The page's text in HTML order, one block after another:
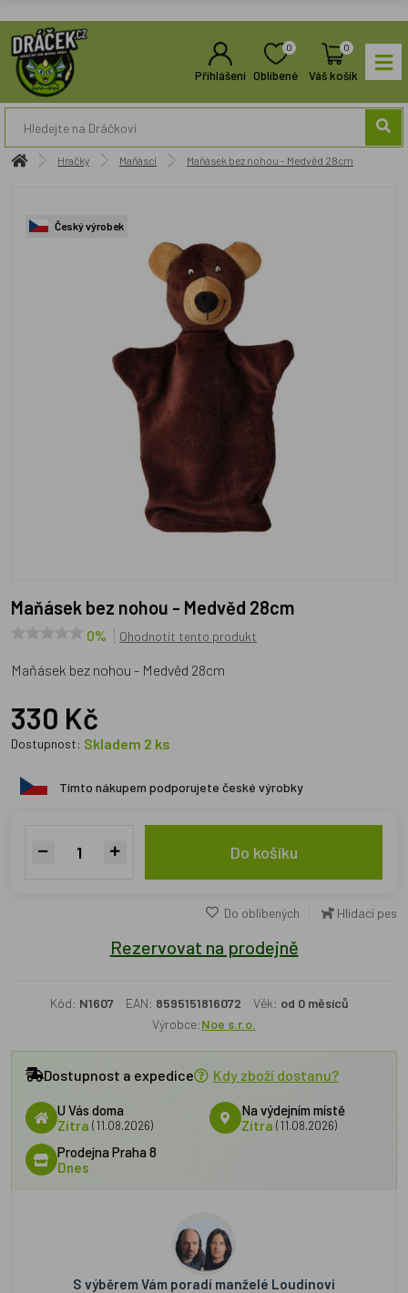
Přihlášení
0
Oblíbené
0
Váš košík
Hračky Maňásci Maňásek bez nohou - Medvěd 28cm
Český výrobek
Maňásek bez nohou - Medvěd 28cm
0% Ohodnotit tento produkt
Maňásek bez nohou - Medvěd 28cm
330 Kč
Dostupnost: Skladem 2 ks
Tímto nákupem podporujete české výrobky
Do košíku
Do oblíbených Hlídací pes
Rezervovat na prodejně
Kód: N1607 EAN: 8595151816072 Věk: od 0 měsíců
Výrobce:Noe s.r.o.
Dostupnost a expedice Kdy zboží dostanu?
U Vás doma
Zítra (11.08.2026)
Na výdejním místě
Zítra (11.08.2026)
Prodejna Praha 8
Dnes
S výběrem Vám poradí manželé Loudínovi